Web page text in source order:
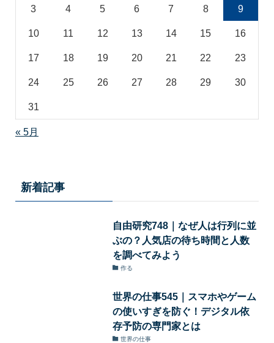
3 4 5 6 7 8 9
10 11 12 13 14 15 16
17 18 19 20 21 22 23
24 25 26 27 28 29 30
31
« 5月
新着記事
自由研究748｜なぜ人は行列に並
ぶの？人気店の待ち時間と人数
を調べてみよう
作る
世界の仕事545｜スマホやゲーム
の使いすぎを防ぐ！デジタル依
存予防の専門家とは
世界の仕事